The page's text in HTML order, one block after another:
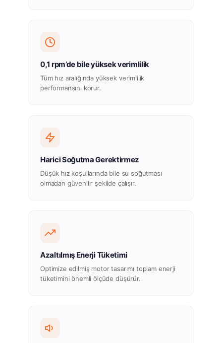
0,1 rpm’de bile yüksek verimlilik
Tüm hız aralığında yüksek verimlilik
performansını korur.
Harici Soğutma Gerektirmez
Düşük hız koşullarında bile su soğutması
olmadan güvenilir şekilde çalışır.
Azaltılmış Enerji Tüketimi
Optimize edilmiş motor tasarımı toplam enerji
tüketimini önemli ölçüde düşürür.